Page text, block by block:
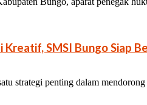
SMSI Bungo Siap
strategi penting dalam